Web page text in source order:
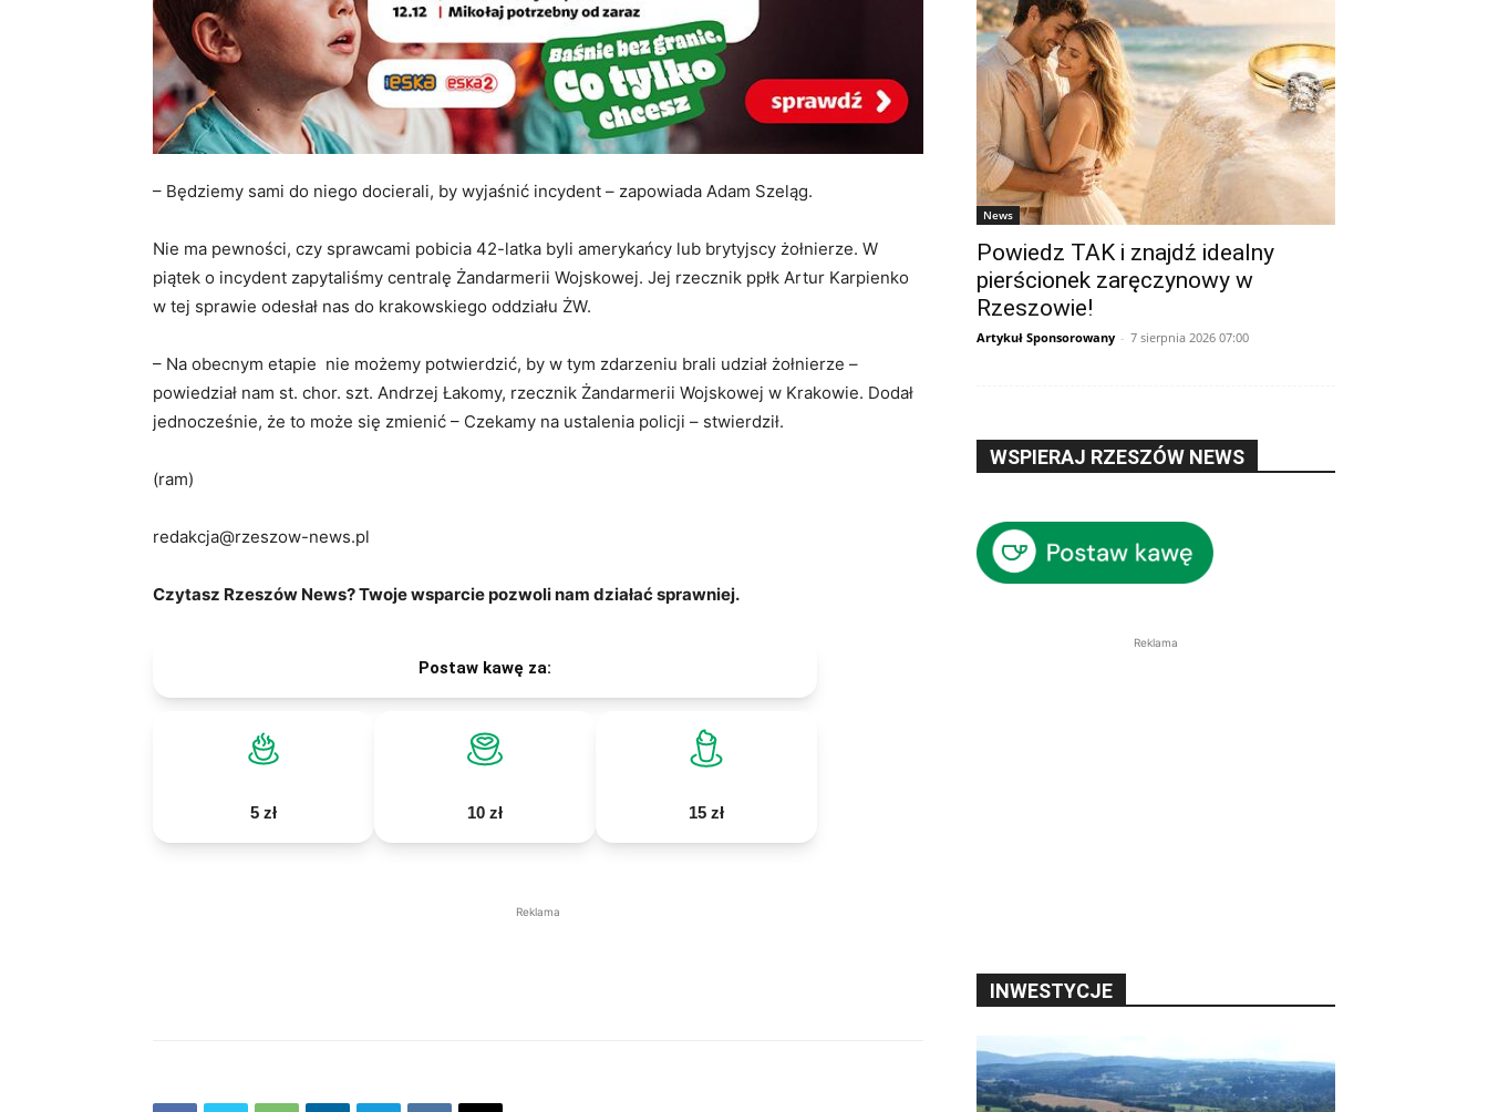
– Będziemy sami do niego docierali, by wyjaśnić incydent – zapowiada Adam Szeląg.
Nie ma pewności, czy sprawcami pobicia 42-latka byli amerykańcy lub brytyjscy żołnierze. W
piątek o incydent zapytaliśmy centralę Żandarmerii Wojskowej. Jej rzecznik ppłk Artur Karpienko
w tej sprawie odesłał nas do krakowskiego oddziału ŻW.
– Na obecnym etapie nie możemy potwierdzić, by w tym zdarzeniu brali udział żołnierze –
powiedział nam st. chor. szt. Andrzej Łakomy, rzecznik Żandarmerii Wojskowej w Krakowie. Dodał
jednocześnie, że to może się zmienić – Czekamy na ustalenia policji – stwierdził.
(ram)
redakcja@rzeszow-news.pl
Czytasz Rzeszów News? Twoje wsparcie pozwoli nam działać sprawniej.
Postaw kawę za:
5 zł 10 zł 15 zł
Reklama
News
Powiedz TAK i znajdź idealny
pierścionek zaręczynowy w
Rzeszowie!
Artykuł Sponsorowany - 7 sierpnia 2026 07:00
WSPIERAJ RZESZÓW NEWS
Reklama
INWESTYCJE